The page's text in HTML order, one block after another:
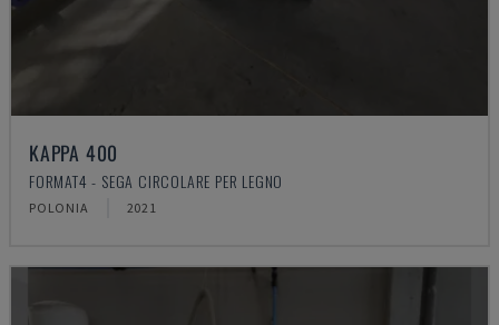
KAPPA 400
FORMAT4 - SEGA CIRCOLARE PER LEGNO
POLONIA 2021